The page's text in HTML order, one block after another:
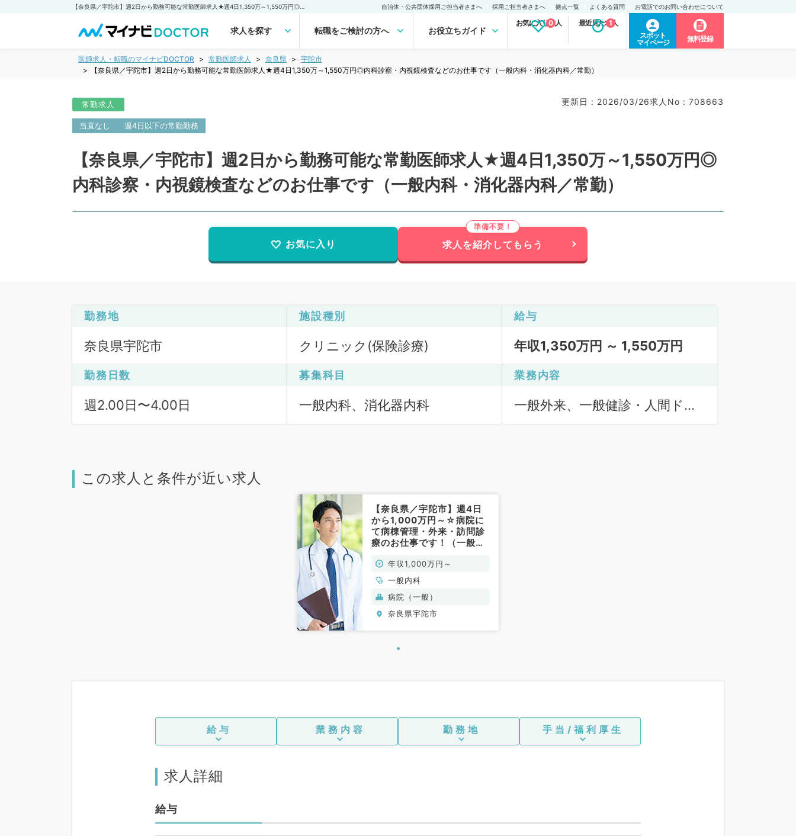
自治体・公共団体採用ご担当者さまへ 採用ご担当者さまへ 拠点一覧 よくある質問 お電話でのお問い合わせについて
求人を探す 転職をご検討の方へ お役立ちガイド
お気に入り求人
0 最近見た求人
1
スポット
マイページ
無料登録
医師求人・転職のマイナビDOCTOR 常勤医師求人 奈良県
宇陀市
【奈良県／宇陀市】週2日から勤務可能な常勤医師求人★週4日1,350万～1,550万円◎内科診察・内視鏡検査などのお仕事です（一般内科・消化器内科／常勤）
常勤求人 更新日 : 2026/03/26求人No : 708663
当直なし 週4日以下の常勤勤務
【奈良県／宇陀市】週2日から勤務可能な常勤医師求人★週4日1,350万～1,550万円◎
内科診察・内視鏡検査などのお仕事です（一般内科・消化器内科／常勤）
お気に入り 求人を紹介してもらう
勤務地
奈良県宇陀市
施設種別
クリニック(保険診療)
給与
年収1,350万円 ～ 1,550万円
勤務日数
週2.00日〜4.00日
募集科目
一般内科、消化器内科
業務内容
一般外来、一般健診・人間ドッ
この求人と条件が近い求人
【奈良県／宇陀市】週4日
から1,000万円～☆病院に
て病棟管理・外来・訪問診
療のお仕事です！（一般内
年収1,000万円～
一般内科
病院（一般）
奈良県宇陀市
給与 業務内容 勤務地 手当/福利厚生
求人詳細
給与